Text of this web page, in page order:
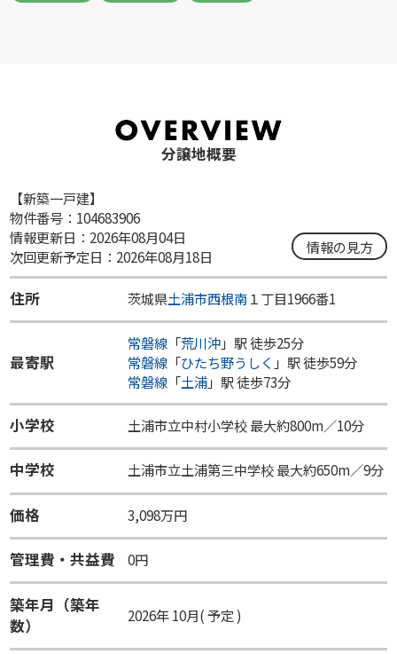
分譲地概要
【新築一戸建】
物件番号：104683906
情報更新日：2026年08月04日
次回更新予定日：2026年08月18日
情報の見方
住所 茨城県土浦市西根南１丁目1966番1
最寄駅
常磐線「荒川沖」駅 徒歩25分
常磐線「ひたち野うしく 」駅 徒歩59分
常磐線「土浦」駅 徒歩73分
小学校 土浦市立中村小学校 最大約800m／10分
中学校 土浦市立土浦第三中学校 最大約650m／9分
価格 3,098万円
管理費・共益費 0円
築年月（築年
数）
2026年 10月( 予定 )